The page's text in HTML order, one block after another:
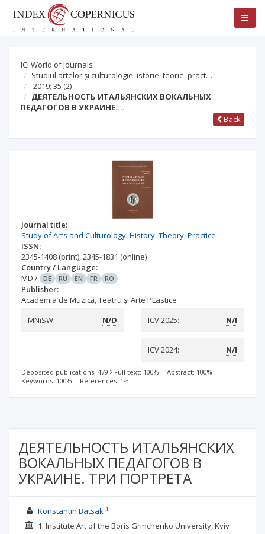
ICI World of Journals
Studiul artelor și culturologie: istorie, teorie, pract…
2019; 35 (2)
ДЕЯТЕЛЬНОСТЬ ИТАЛЬЯНСКИХ ВОКАЛЬНЫХ
ПЕДАГОГОВ В УКРАИНЕ.…
Back
Journal title:
Study of Arts and Culturology: History, Theory, Practice
ISSN:
2345-1408 (print),2345-1831 (online)
Country / Language:
MD / DE RU EN FR RO
Publisher:
Academia de Muzică, Teatru și Arte PLastice
MNiSW:
N/D ICV 2025: N/I
ICV 2024: N/I
Deposited publications: 479 Full text: 100% | Abstract: 100% |
Keywords: 100% | References: 1%
ДЕЯТЕЛЬНОСТЬ ИТАЛЬЯНСКИХ
ВОКАЛЬНЫХ ПЕДАГОГОВ В
УКРАИНЕ. ТРИ ПОРТРЕТА
Konstantin Batsak 1
1. Institute Art of the Boris Grinchenko University, Kyiv